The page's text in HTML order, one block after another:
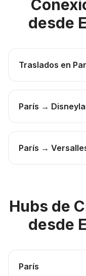
desde
Traslados en
París →
París →
Hubs de
desde
París